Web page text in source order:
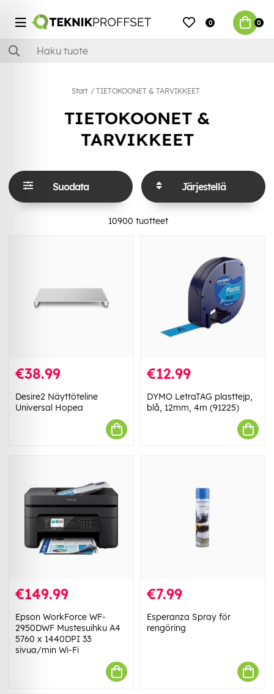
0 0
Start TIETOKOONET & TARVIKKEET
TIETOKOONET &
TARVIKKEET
Suodata Järjestellä
10900 tuotteet
€38.99
Desire2 Näyttöteline
Universal Hopea
€12.99
DYMO LetraTAG plasttejp,
blå, 12mm, 4m (91225)
€149.99
Epson WorkForce WF-
2950DWF Mustesuihku A4
5760 x 1440DPI 33
sivua/min Wi-Fi
€7.99
Esperanza Spray för
rengöring